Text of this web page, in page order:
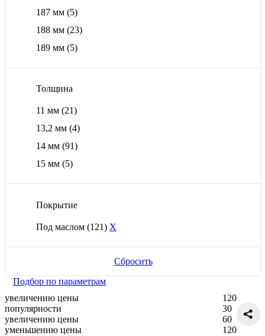
187 мм (5)
188 мм (23)
189 мм (5)
Толщина
11 мм (21)
13,2 мм (4)
14 мм (91)
15 мм (5)
Покрытие
Под маслом (121) X
Сбросить
Подбор по параметрам
увеличению цены
популярности
увеличению цены
уменьшению цены
120
30
60
120